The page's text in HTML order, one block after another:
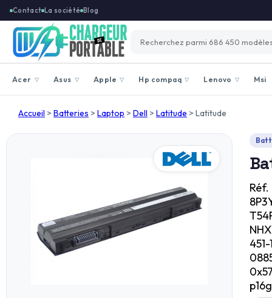
Contact La société Blog
Acer ▽ Asus ▽ Apple ▽ Hp compaq ▽ Lenovo ▽ Msi
Accueil > Batteries > Laptop > Dell > Latitude > Latitude
Réf.